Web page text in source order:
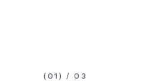
(01 ) / 0 3